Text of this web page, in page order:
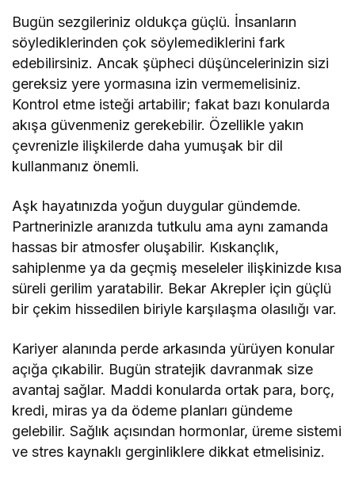
Bugün sezgileriniz oldukça güçlü. İnsanların
söylediklerinden çok söylemediklerini fark
edebilirsiniz. Ancak şüpheci düşüncelerinizin sizi
gereksiz yere yormasına izin vermemelisiniz.
Kontrol etme isteği artabilir; fakat bazı konularda
akışa güvenmeniz gerekebilir. Özellikle yakın
çevrenizle ilişkilerde daha yumuşak bir dil
kullanmanız önemli.
Aşk hayatınızda yoğun duygular gündemde.
Partnerinizle aranızda tutkulu ama aynı zamanda
hassas bir atmosfer oluşabilir. Kıskançlık,
sahiplenme ya da geçmiş meseleler ilişkinizde kısa
süreli gerilim yaratabilir. Bekar Akrepler için güçlü
bir çekim hissedilen biriyle karşılaşma olasılığı var.
Kariyer alanında perde arkasında yürüyen konular
açığa çıkabilir. Bugün stratejik davranmak size
avantaj sağlar. Maddi konularda ortak para, borç,
kredi, miras ya da ödeme planları gündeme
gelebilir. Sağlık açısından hormonlar, üreme sistemi
ve stres kaynaklı gerginliklere dikkat etmelisiniz.